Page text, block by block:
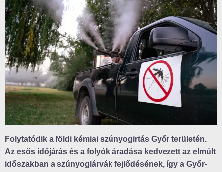
Folytatódik a földi kémiai szúnyogirtás Győr területén.
Az esős időjárás és a folyók áradása kedvezett az elmúlt
időszakban a szúnyoglárvák fejlődésének, így a Győr-